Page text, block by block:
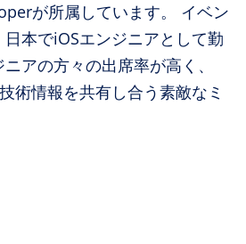
が所属しています。 イベン
日本でiOSエンジニアとして勤
アの方々の出席率が高く、
術情報を共有し合う素敵なミ